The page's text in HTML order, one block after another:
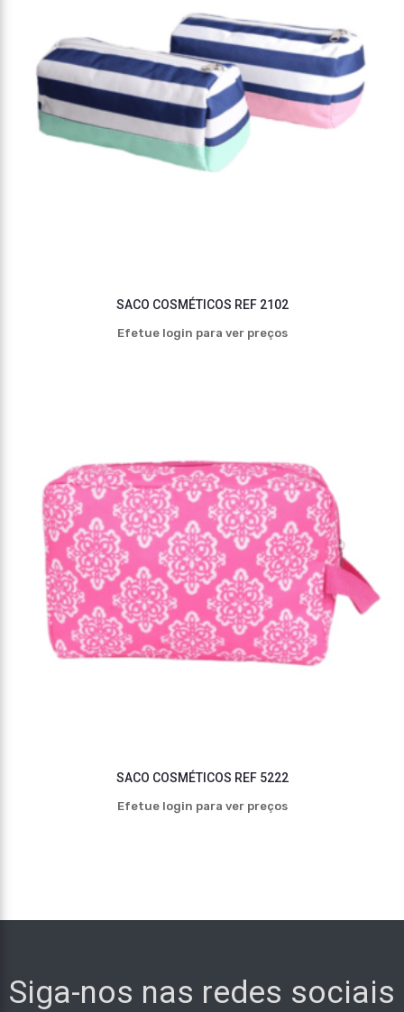
SACO COSMÉTICOS REF 2102
Efetue login para ver preços
SACO COSMÉTICOS REF 5222
Efetue login para ver preços
Siga-nos nas redes sociais